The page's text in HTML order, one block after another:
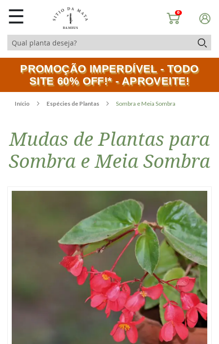
☰ 0
PROMOÇÃO IMPERDÍVEL - TODO
SITE 60% OFF!* - APROVEITE!
Início Espécies de Plantas Sombra e Meia Sombra
Mudas de Plantas para
Sombra e Meia Sombra
41 Produto(s)